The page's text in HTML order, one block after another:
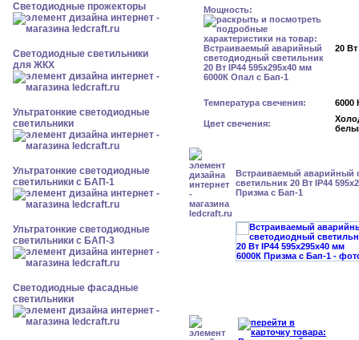
Светодиодные прожекторы
Светодиодные светильники
для ЖКХ
Ультратонкие светодиодные
светильники
Ультратонкие светодиодные
светильники с БАП-1
Ультратонкие светодиодные
светильники с БАП-3
Светодиодные фасадные
светильники
Мощность:
20 Вт
Температура свечения: 6000
Цвет свечения:
Встраиваемый аварийный
светильник 20 Вт IP44
Призма с Бап-1